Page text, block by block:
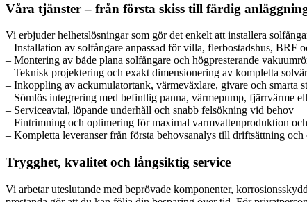
Våra tjänster – från första skiss till färdig
Vi erbjuder helhetslösningar som gör det enkelt att installera
– Installation av solfångare anpassad för villa, flerbostadshus, BRF
– Montering av både plana solfångare och högpresterande
– Teknisk projektering och exakt dimensionering av kompletta
– Inkoppling av ackumulatortank, värmeväxlare, givare och smarta
– Sömlös integrering med befintlig panna, värmepump, fjärrvärme
– Serviceavtal, löpande underhåll och snabb felsökning vid behov
– Fintrimning och optimering för maximal varmvattenproduktion
– Kompletta leveranser från första behovsanalys till driftsättning
Trygghet, kvalitet och långsiktig service
Vi arbetar uteslutande med beprövade komponenter,